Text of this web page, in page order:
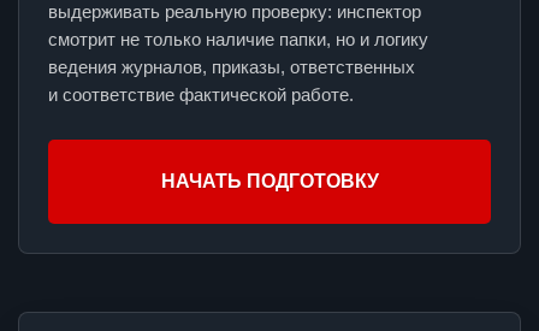
выдерживать реальную проверку: инспектор
смотрит не только наличие папки, но и логику
ведения журналов, приказы, ответственных
и соответствие фактической работе.
НАЧАТЬ ПОДГОТОВКУ